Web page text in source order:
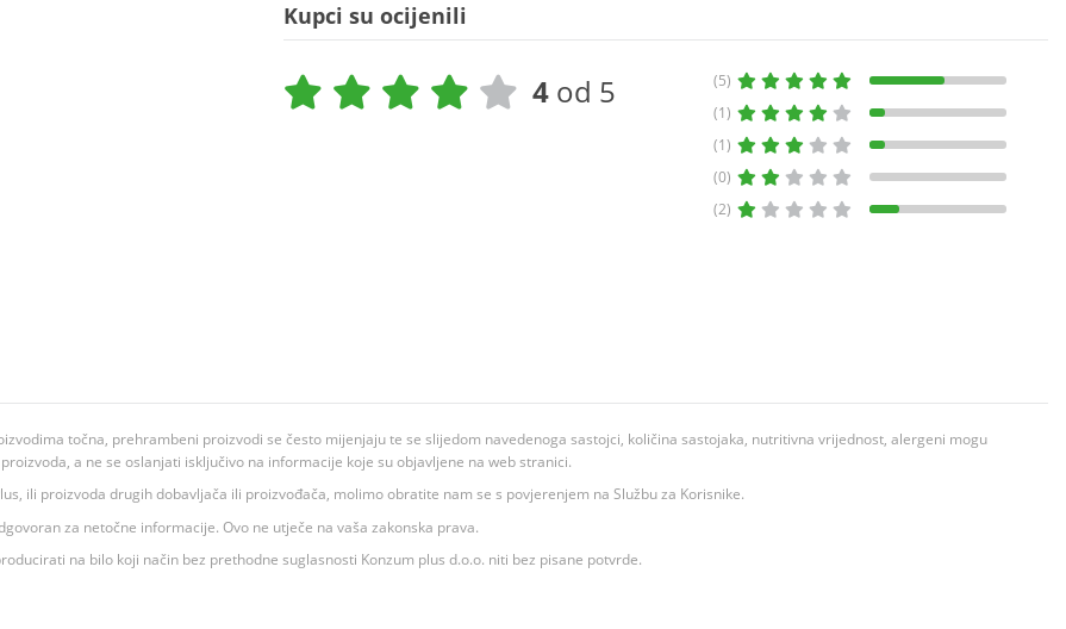
Kupci su ocijenili
4 od 5
(5)
(1)
(1)
(0)
(2)
točna, prehrambeni proizvodi se često mijenjaju te se slijedom navedenoga sastojci, količina sastojaka, nutritivna vrijednost, alergeni mogu
a ne se oslanjati isključivo na informacije koje su objavljene na web stranici.
ili proizvoda drugih dobavljača ili proizvođača, molimo obratite nam se s povjerenjem na Službu za Korisnike.
za netočne informacije. Ovo ne utječe na vaša zakonska prava.
na bilo koji način bez prethodne suglasnosti Konzum plus d.o.o. niti bez pisane potvrde.